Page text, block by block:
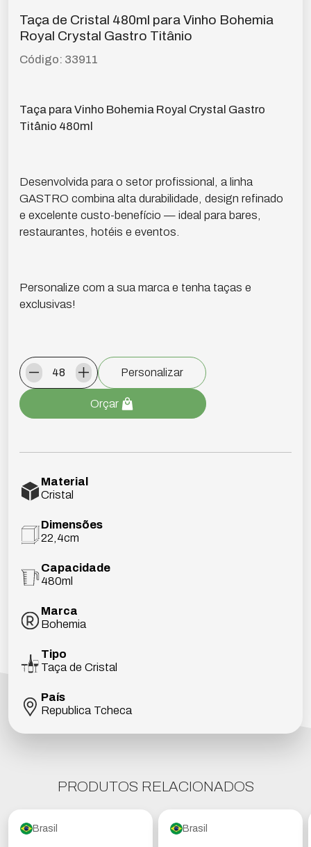
Taça de Cristal 480ml para Vinho Bohemia
Royal Crystal Gastro Titânio
Código: 33911
Taça para Vinho Bohemia Royal Crystal Gastro
Titânio 480ml
Desenvolvida para o setor profissional, a linha
GASTRO combina alta durabilidade, design refinado
e excelente custo-benefício — ideal para bares,
restaurantes, hotéis e eventos.
Personalize com a sua marca e tenha taças e
exclusivas!
Personalizar
Orçar
Material
Cristal
Dimensões
22,4cm
Capacidade
480ml
Marca
Bohemia
Tipo
Taça de Cristal
País
Republica Tcheca
PRODUTOS RELACIONADOS
Brasil Brasil